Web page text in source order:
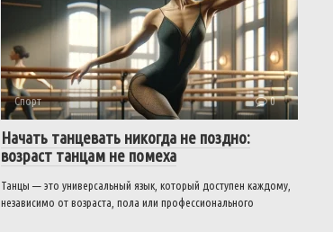
Спорт 0
Начать танцевать никогда не поздно:
возраст танцам не помеха
Танцы — это универсальный язык, который доступен каждому,
независимо от возраста, пола или профессионального